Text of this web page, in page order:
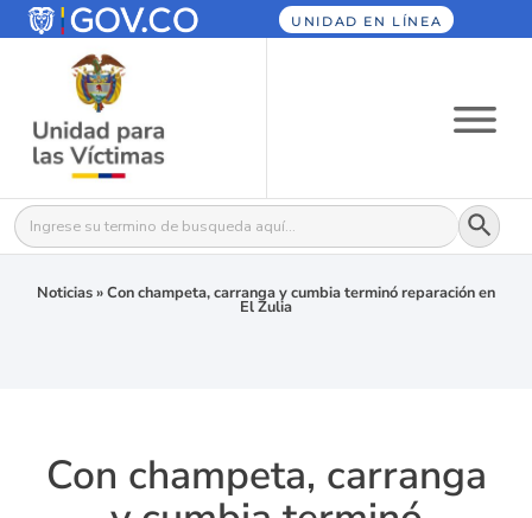
UNIDAD EN LÍNEA
Buscar: Botón
Noticias»Con champeta, carranga y cumbia terminó reparación en
El Zulia
Con champeta, carranga